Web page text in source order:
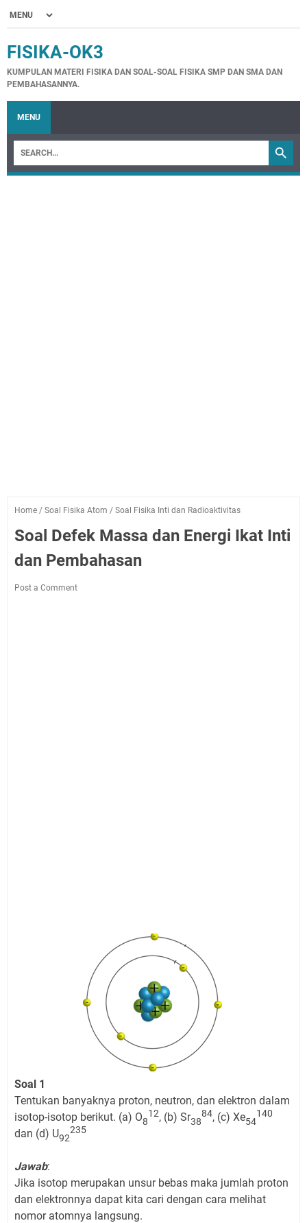
FISIKA-OK3
KUMPULAN MATERI FISIKA DAN SOAL-SOAL FISIKA SMP DAN SMA DAN
PEMBAHASANNYA.
MENU
Home / Soal Fisika Atom / Soal Fisika Inti dan Radioaktivitas
Soal Defek Massa dan Energi Ikat Inti
dan Pembahasan
Post a Comment
Soal 1
Tentukan banyaknya proton, neutron, dan elektron dalam
isotop-isotop berikut. (a) O8
12, (b) Sr38
84, (c) Xe54
140
dan (d) U92
235
Jawab:
Jika isotop merupakan unsur bebas maka jumlah proton
dan elektronnya dapat kita cari dengan cara melihat
nomor atomnya langsung.